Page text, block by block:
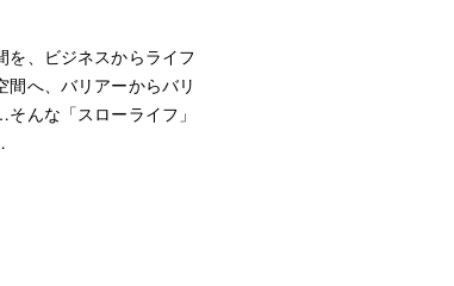
を、ビジネスからライフ
へ、バリアーからバリ
んな「スローライフ」